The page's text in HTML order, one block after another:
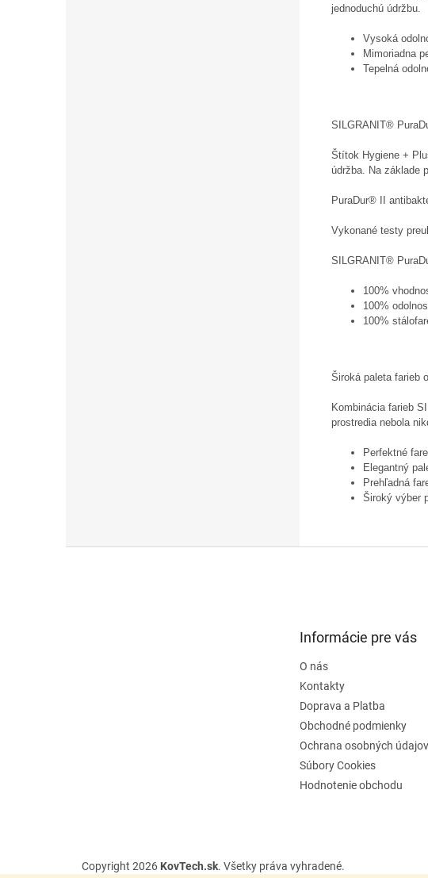
jednoduchú údržbu.
Vysoká
Mimoriadna
Tepelná
SILGRANIT®
Štítok Hygiene +
údržba. Na základe
PuraDur® II
Vykonané testy
SILGRANIT®
100%
100%
100%
Široká paleta farieb
Kombinácia farieb
prostredia nebola
Perfektné
Elegantný
Prehľadná
Široký výber
Informácie pre vás
O nás
Kontakty
Doprava a Platba
Obchodné podmienky
Ochrana osobných údajov
Súbory Cookies
Hodnotenie obchodu
Copyright 2026 KovTech.sk. Všetky práva vyhradené.